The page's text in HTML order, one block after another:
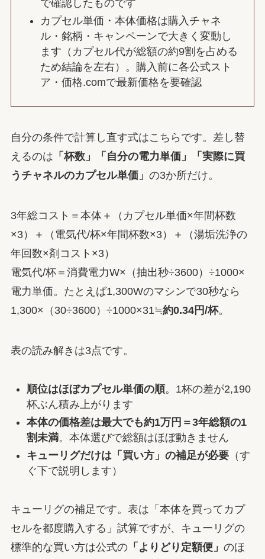
で確認したものです
カプセル単価・本体価格は購入チャネ
ル・銘柄・キャンペーンで大きく変動し
ます（カプセル代が総額の約9割を占める
ため結論を左右）。購入前に各公式スト
ア・価格.comで最新価格を要確認
自分の条件で計算し直す式はこちらです。差し替
えるのは 「杯数」「自分の電力単価」「実際に買
うチャネルのカプセル単価」 の3か所だけ。
3年総コスト＝本体＋（カプセル単価×年間杯数
×3）＋（電気代/杯×年間杯数×3）＋（湯垢洗浄の
年回数×剤コスト×3）
電気代/杯＝消費電力W×（抽出秒÷3600）÷1000×
電力単価。たとえば1,300Wのマシンで30秒なら
1,300×（30÷3600）÷1000×31≒約0.34円/杯。
表の読み解きは3点です。
順位はほぼカプセル単価の順。1杯の差が2,190
杯ぶん積み上がります
本体の価格差は最大でも約1万円＝3年総額の1
割未満。本体選びで総額はほぼ動きません
キューリグだけは「買い方」の補足が必要（す
ぐ下で説明します）
キューリグの補足です。表は「本体を買ってカプ
セルを都度購入する」試算ですが、キューリグの
標準的な買い方は公式の「よりどり定額便」 のほ